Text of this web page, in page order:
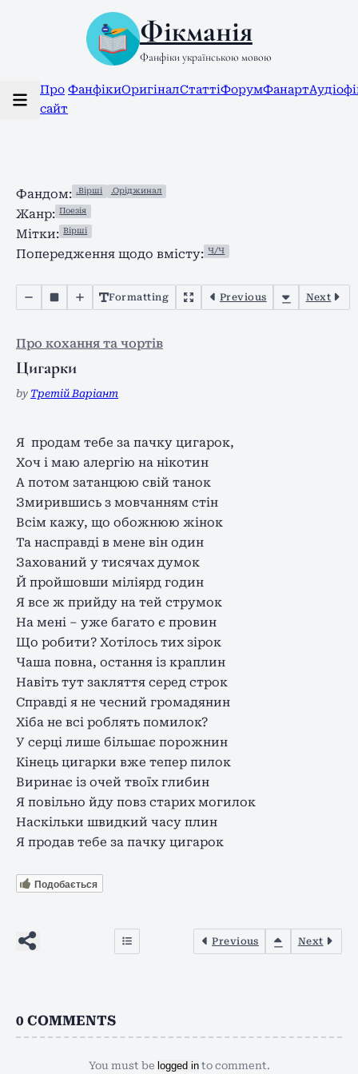
Фікманія
Фанфіки українською мовою
Про
сайт
ФанфікиОригіналСтаттіФорумФанарт
Фандом: .Вірші .Оріджинал
Жанр: Поезія
Мітки: Вірші
Попередження щодо вмісту: Ч/Ч
Formatting Previous Next
Про кохання та чортів
Цигарки
by Третій Варіант
Я продам тебе за пачку цигарок,
Хоч і маю алергію на нікотин
А потом затанцюю свій танок
Змирившись з мовчанням стін
Всім кажу, що обожнюю жінок
Та насправді в мене він один
Захований у тисячах думок
Й пройшовши міліярд годин
Я все ж прийду на тей струмок
На мені – уже багато є провин
Що робити? Хотілось тих зірок
Чаша повна, остання із краплин
Навіть тут закляття серед строк
Справді я не чесний громадянин
Хіба не всі роблять помилок?
У серці лише більшає порожнин
Кінець цигарки вже тепер пилок
Виринає із очей твоїх глибин
Я повільно йду повз старих могилок
Наскільки швидкий часу плин
Я продав тебе за пачку цигарок
Подобається
Previous Next
0 COMMENTS
You must be logged into comment.